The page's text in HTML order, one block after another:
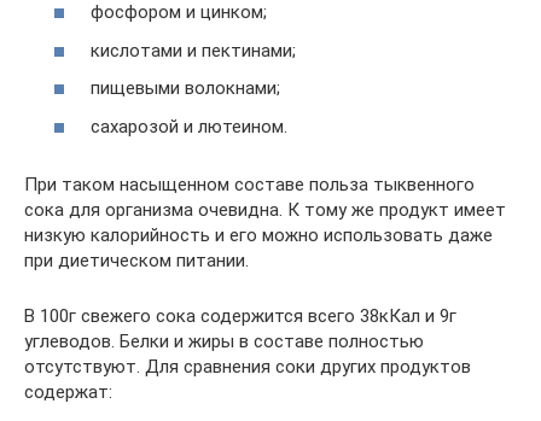
фосфором и цинком;
кислотами и пектинами;
пищевыми волокнами;
сахарозой и лютеином.
При таком насыщенном составе польза тыквенного
сока для организма очевидна. К тому же продукт имеет
низкую калорийность и его можно использовать даже
при диетическом питании.
В 100г свежего сока содержится всего 38кКал и 9г
углеводов. Белки и жиры в составе полностью
отсутствуют. Для сравнения соки других продуктов
содержат: